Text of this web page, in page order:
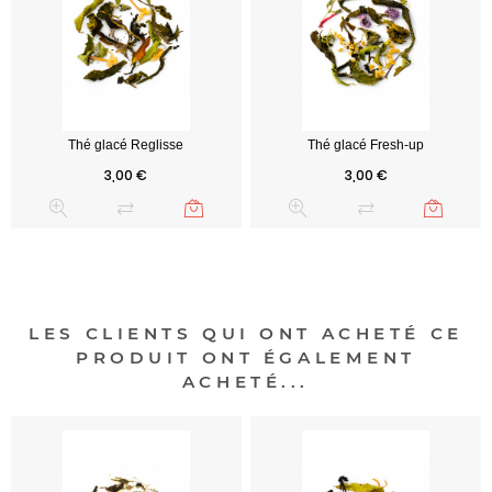
Prix
3,00 € Prix
3,00 €
LES CLIENTS QUI ONT ACHETÉ CE
PRODUIT ONT ÉGALEMENT
ACHETÉ...